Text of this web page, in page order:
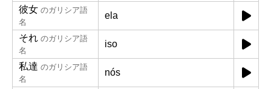
彼女 のガリシア語
名
ela
それ のガリシア語
名
iso
私達 のガリシア語
名
nós